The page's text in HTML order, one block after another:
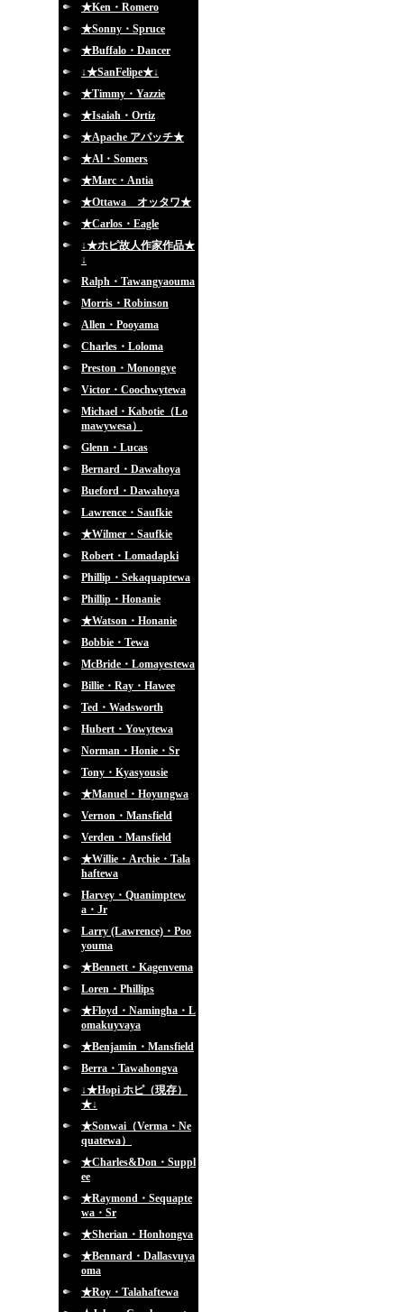
★Ken・Romero
★Sonny・Spruce
★Buffalo・Dancer
↓★SanFelipe★↓
★Timmy・Yazzie
★Isaiah・Ortiz
★Apache アパッチ★
★Al・Somers
★Marc・Antia
★Ottawa オッタワ★
★Carlos・Eagle
↓★ホピ故人作家作品★
↓
Ralph・Tawangyaouma
Morris・Robinson
Allen・Pooyama
Charles・Loloma
Preston・Monongye
Victor・Coochwytewa
Michael・Kabotie（Lo
mawywesa）
Glenn・Lucas
Bernard・Dawahoya
Bueford・Dawahoya
Lawrence・Saufkie
★Wilmer・Saufkie
Robert・Lomadapki
Phillip・Sekaquaptewa
Phillip・Honanie
★Watson・Honanie
Bobbie・Tewa
McBride・Lomayestewa
Billie・Ray・Hawee
Ted・Wadsworth
Hubert・Yowytewa
Norman・Honie・Sr
Tony・Kyasyousie
★Manuel・Hoyungwa
Vernon・Mansfield
Verden・Mansfield
★Willie・Archie・Tala
haftewa
Harvey・Quanimptew
a・Jr
Larry (Lawrence)・Poo
youma
★Bennett・Kagenvema
Loren・Phillips
★Floyd・Namingha・L
omakuyvaya
★Benjamin・Mansfield
Berra・Tawahongva
↓★Hopi ホピ（現存）
★↓
★Sonwai（Verma・Ne
quatewa）
★Charles&Don・Suppl
ee
★Raymond・Sequapte
wa・Sr
★Sherian・Honhongva
★Bennard・Dallasvuya
oma
★Roy・Talahaftewa